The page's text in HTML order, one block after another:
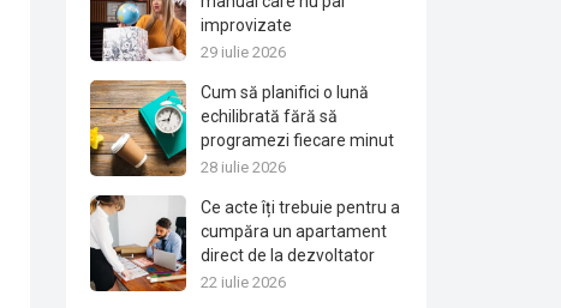
improvizate
29 iulie 2026
Cum să planifici o lună
echilibrată fără să
programezi fiecare minut
28 iulie 2026
Ce acte îți trebuie pentru a
cumpăra un apartament
direct de la dezvoltator
22 iulie 2026